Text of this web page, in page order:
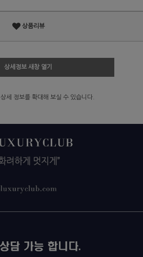
상품리뷰
상세정보 새창 열기
상세 정보를 확대해 보실 수 있습니다.